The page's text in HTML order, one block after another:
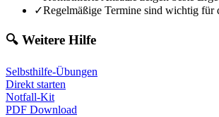
✓Regelmäßige Termine sind wichtig für
🔍 Weitere Hilfe
Selbsthilfe-Übungen
Direkt starten
Notfall-Kit
PDF Download